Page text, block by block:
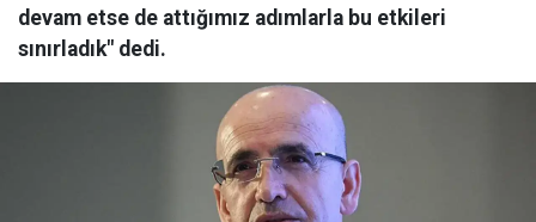
devam etse de attığımız adımlarla bu etkileri
sınırladık" dedi.